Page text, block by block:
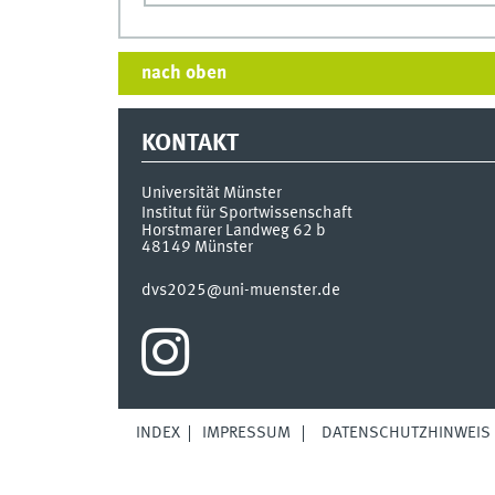
nach oben
KONTAKT
Universität Münster
Institut für Sportwissenschaft
Horstmarer Landweg 62 b
48149 Münster
dvs2025@uni-muenster.de
INDEX IMPRESSUM DATENSCHUTZHINWEIS